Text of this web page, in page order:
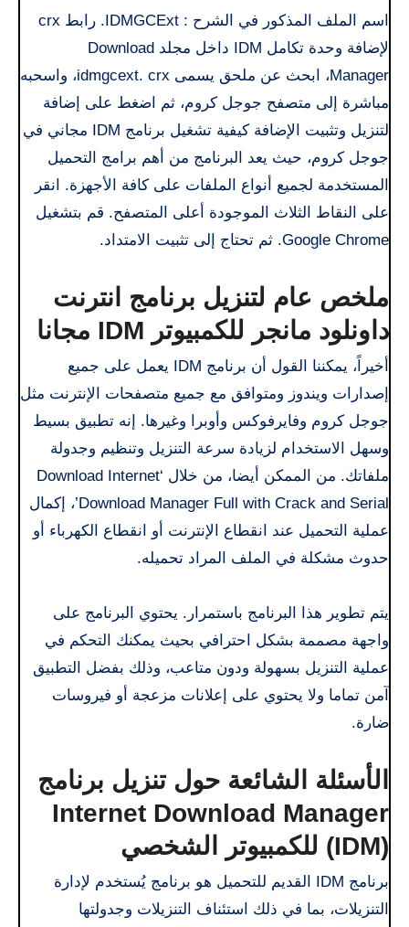
اسم الملف المذكور في الشرح : IDMGCExt. رابط crx
لإضافة وحدة تكامل IDM داخل مجلد Download
Manager، ابحث عن ملحق يسمى idmgcext. crx، واسحبه
مباشرة إلى متصفح جوجل كروم، ثم اضغط على إضافة
لتنزيل وتثبيت الإضافة كيفية تشغيل برنامج IDM مجاني في
جوجل كروم، حيث يعد البرنامج من أهم برامج التحميل
المستخدمة لجميع أنواع الملفات على كافة الأجهزة. انقر
على النقاط الثلاث الموجودة أعلى المتصفح. قم بتشغيل
Google Chrome. ثم تحتاج إلى تثبيت الامتداد.
ملخص عام لتنزيل برنامج انترنت
داونلود مانجر للكمبيوتر IDM مجانا
أخيراً، يمكننا القول أن برنامج IDM يعمل على جميع
إصدارات ويندوز ومتوافق مع جميع متصفحات الإنترنت مثل
جوجل كروم وفايرفوكس وأوبرا وغيرها. إنه تطبيق بسيط
وسهل الاستخدام لزيادة سرعة التنزيل وتنظيم وجدولة
ملفاتك. من الممكن أيضا، من خلال ‘Download Internet
Download Manager Full with Crack and Serial’، إكمال
عملية التحميل عند انقطاع الإنترنت أو انقطاع الكهرباء أو
حدوث مشكلة في الملف المراد تحميله.
يتم تطوير هذا البرنامج باستمرار. يحتوي البرنامج على
واجهة مصممة بشكل احترافي بحيث يمكنك التحكم في
عملية التنزيل بسهولة ودون متاعب، وذلك بفضل التطبيق
آمن تماما ولا يحتوي على إعلانات مزعجة أو فيروسات
ضارة.
الأسئلة الشائعة حول تنزيل برنامج
Internet Download Manager
(IDM) للكمبيوتر الشخصي
برنامج IDM القديم للتحميل هو برنامج يُستخدم لإدارة
التنزيلات، بما في ذلك استئناف التنزيلات وجدولتها